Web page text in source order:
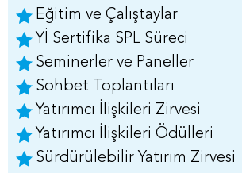
Eğitim ve Çalıştaylar
Yİ Sertifika SPL Süreci
Seminerler ve Paneller
Sohbet Toplantıları
Yatırımcı İlişkileri Zirvesi
Yatırımcı İlişkileri Ödülleri
Sürdürülebilir Yatırım Zirvesi